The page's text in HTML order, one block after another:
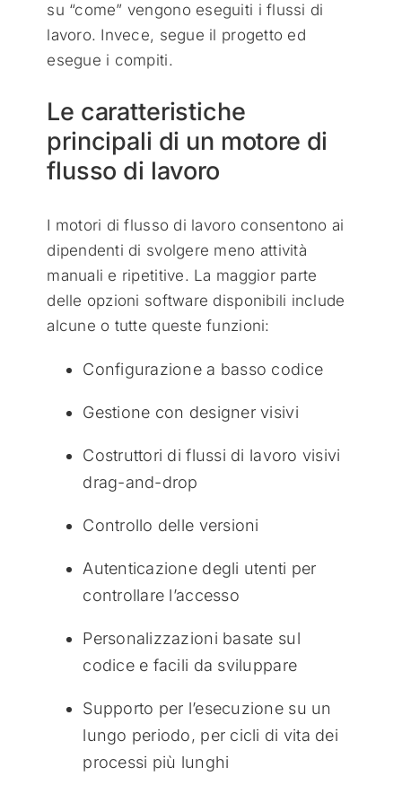
su “come” vengono eseguiti i flussi di
lavoro. Invece, segue il progetto ed
esegue i compiti.
Le caratteristiche
principali di un motore di
flusso di lavoro
I motori di flusso di lavoro consentono ai
dipendenti di svolgere meno attività
manuali e ripetitive. La maggior parte
delle opzioni software disponibili include
alcune o tutte queste funzioni:
Configurazione a basso codice
Gestione con designer visivi
Costruttori di flussi di lavoro visivi
drag-and-drop
Controllo delle versioni
Autenticazione degli utenti per
controllare l’accesso
Personalizzazioni basate sul
codice e facili da sviluppare
Supporto per l’esecuzione su un
lungo periodo, per cicli di vita dei
processi più lunghi